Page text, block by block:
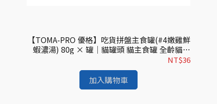
【TOMA-PRO 優格】吃貨拼盤主食罐(#4嫩雞鮮
蝦濃湯) 80g × 罐｜貓罐頭 貓主食罐 全齡貓適
用
NT$36
加入購物車